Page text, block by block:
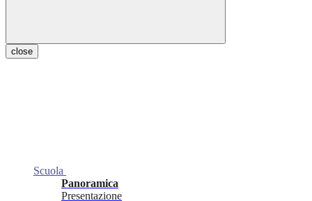
close
Scuola
Panoramica
Presentazione